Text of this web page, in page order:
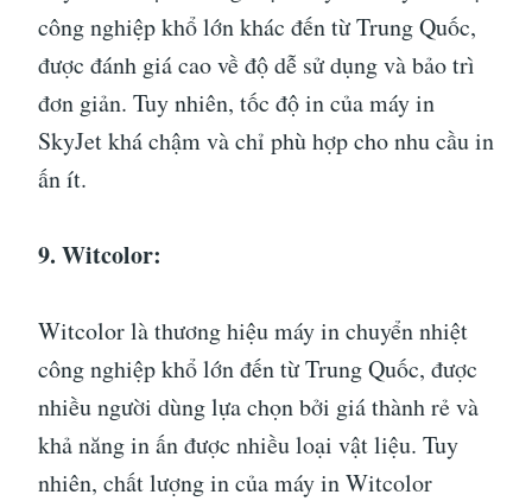
công nghiệp khổ lớn khác đến từ Trung Quốc,
được đánh giá cao về độ dễ sử dụng và bảo trì
đơn giản. Tuy nhiên, tốc độ in của máy in
SkyJet khá chậm và chỉ phù hợp cho nhu cầu in
ấn ít.
9. Witcolor:
Witcolor là thương hiệu máy in chuyển nhiệt
công nghiệp khổ lớn đến từ Trung Quốc, được
nhiều người dùng lựa chọn bởi giá thành rẻ và
khả năng in ấn được nhiều loại vật liệu. Tuy
nhiên, chất lượng in của máy in Witcolor